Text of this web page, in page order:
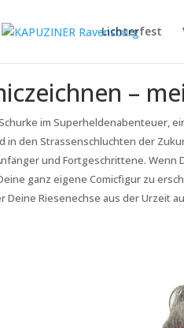
Lichterfest
–
im Superheldenabenteuer,
in den Strassenschluchten der
und Fortgeschrittene. Wenn
ganz eigene Comicfigur zu
Deine Riesenechse aus der Urzeit